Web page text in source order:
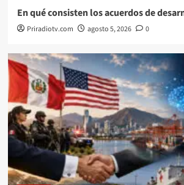
En qué consisten los acuerdos de
Priradiotv.com agosto 5, 2026 0